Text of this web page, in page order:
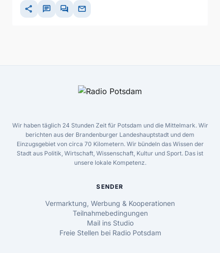
share chat forum mail
Wir haben täglich 24 Stunden Zeit für Potsdam und die Mittelmark. Wir
berichten aus der Brandenburger Landeshauptstadt und dem
Einzugsgebiet von circa 70 Kilometern. Wir bündeln das Wissen der
Stadt aus Politik, Wirtschaft, Wissenschaft, Kultur und Sport. Das ist
unsere lokale Kompetenz.
SENDER
Vermarktung, Werbung & Kooperationen
Teilnahmebedingungen
Mail ins Studio
Freie Stellen bei Radio Potsdam